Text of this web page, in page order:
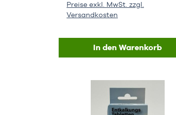
Preise exkl. MwSt. zzgl.
Versandkosten
In den Warenkorb